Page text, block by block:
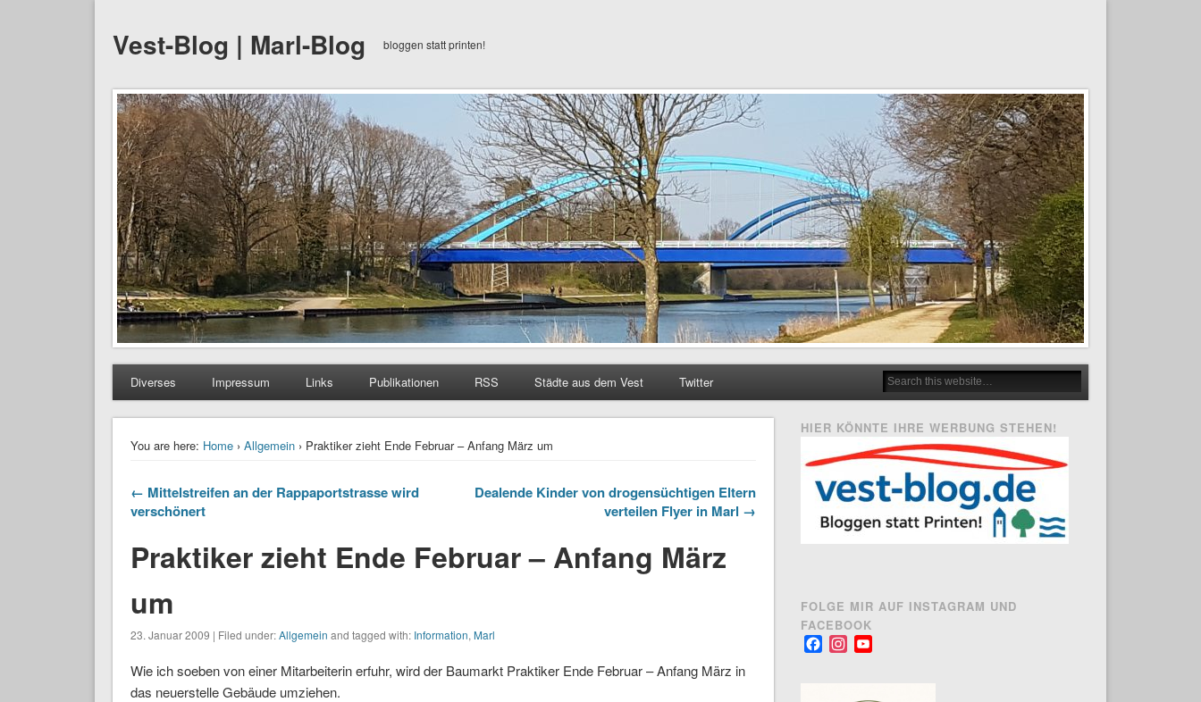
Vest-Blog | Marl-Blog bloggen statt printen!
Diverses Impressum Links Publikationen RSS Städte aus dem Vest Twitter
You are here: Home› Allgemein› Praktiker zieht Ende Februar – Anfang März um
← Mittelstreifen an der Rappaportstrasse wird
verschönert
Dealende Kinder von drogensüchtigen Eltern
verteilen Flyer in Marl →
Praktiker zieht Ende Februar – Anfang März
um
23. Januar 2009 | Filed under:Allgemein and tagged with: Information, Marl
Wie ich soeben von einer Mitarbeiterin erfuhr, wird der Baumarkt Praktiker Ende Februar – Anfang März in
das neuerstelle Gebäude umziehen.
HIER KÖNNTE IHRE WERBUNG STEHEN!
FOLGE MIR AUF INSTAGRAM UND
FACEBOOK
FacebookInstagram